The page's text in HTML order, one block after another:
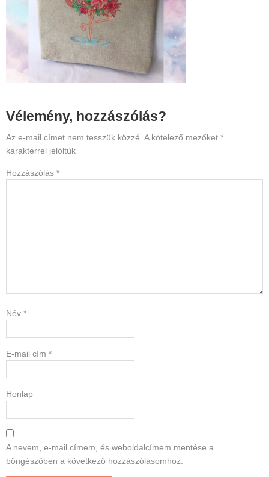
Reader
Interactions
Vélemény, hozzászólás?
Az e-mail címet nem tesszük közzé. A kötelező mezőket *
karakterrel jelöltük
Hozzászólás *
Név *
E-mail cím *
Honlap
A nevem, e-mail címem, és weboldalcímem mentése a
böngészőben a következő hozzászólásomhoz.